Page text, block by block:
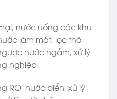
nước uống các khu
làm mát, lọc thô
nước ngầm, xử lý
nghiệp.
RO, nước biển, xử lý